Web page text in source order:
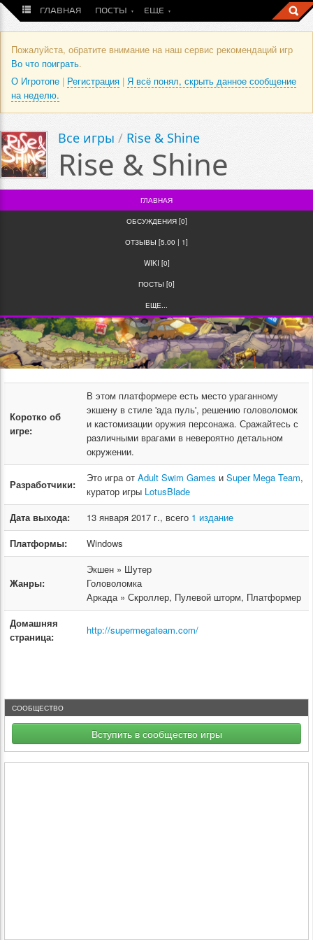
ГЛАВНАЯ ПОСТЫ ЕЩЕ
Пожалуйста, обратите внимание на наш сервис рекомендаций игр
Во что поиграть.
О Игротопе | Регистрация | Я всё понял, скрыть данное сообщение
на неделю.
Все игры / Rise & Shine
Rise & Shine
ГЛАВНАЯ
ОБСУЖДЕНИЯ [0]
ОТЗЫВЫ [5.00 | 1]
WIKI [0]
ПОСТЫ [0]
ЕЩЕ...
Коротко об
игре:
В этом платформере есть место ураганному
экшену в стиле 'ада пуль', решению головоломок
и кастомизации оружия персонажа. Сражайтесь с
различными врагами в невероятно детальном
окружении.
Разработчики:
Это игра от Adult Swim Games и Super Mega Team,
куратор игры LotusBlade
Дата выхода:
13 января 2017 г., всего 1 издание
Платформы:
Windows
Жанры:
Экшен » Шутер
Головоломка
Аркада » Скроллер, Пулевой шторм, Платформер
Домашняя
страница:
http://supermegateam.com/
СООБЩЕСТВО
Вступить в сообщество игры